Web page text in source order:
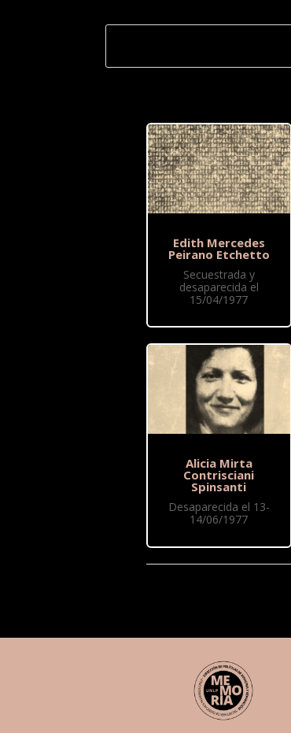
Edith Mercedes
Peirano Etchetto
Secuestrada y
desaparecida el
15/04/1977
Alicia Mirta
Contrisciani
Spinsanti
Desaparecida el 13-
14/06/1977